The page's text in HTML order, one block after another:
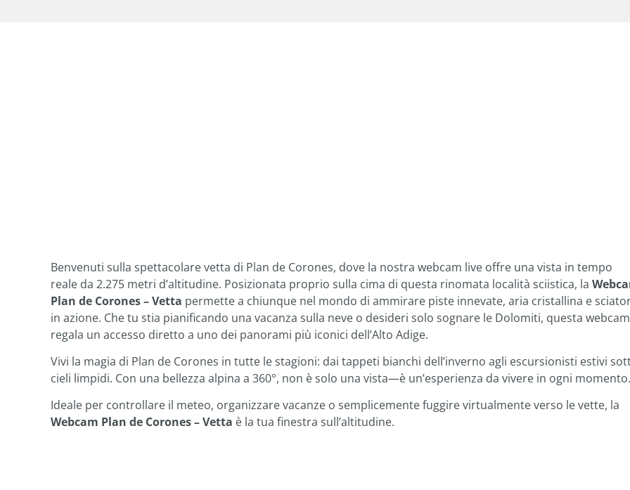
Benvenuti sulla spettacolare vetta di Plan de Corones, dove la nostra webcam live offre una vista in tempo
reale da 2.275 metri d’altitudine. Posizionata proprio sulla cima di questa rinomata località sciistica, la
Plan de Corones – Vetta permette a chiunque nel mondo di ammirare piste innevate, aria cristallina e
in azione. Che tu stia pianificando una vacanza sulla neve o desideri solo sognare le Dolomiti, questa
regala un accesso diretto a uno dei panorami più iconici dell’Alto Adige.
Vivi la magia di Plan de Corones in tutte le stagioni: dai tappeti bianchi dell’inverno agli escursionisti estivi
cieli limpidi. Con una bellezza alpina a 360°, non è solo una vista—è un’esperienza da vivere in ogni momento.
Ideale per controllare il meteo, organizzare vacanze o semplicemente fuggire virtualmente verso le vette, la
Webcam Plan de Corones – Vetta è la tua finestra sull’altitudine.